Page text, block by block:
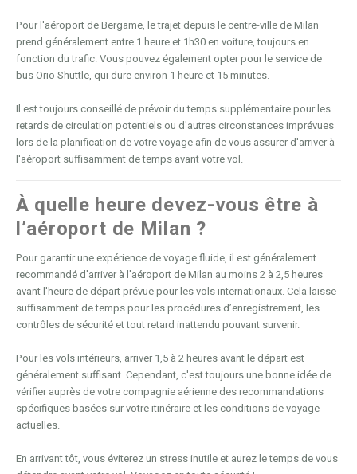
Pour l'aéroport de Bergame, le trajet depuis le centre-ville de Milan
prend généralement entre 1 heure et 1h30 en voiture, toujours en
fonction du trafic. Vous pouvez également opter pour le service de
bus Orio Shuttle, qui dure environ 1 heure et 15 minutes.
Il est toujours conseillé de prévoir du temps supplémentaire pour les
retards de circulation potentiels ou d'autres circonstances imprévues
lors de la planification de votre voyage afin de vous assurer d'arriver à
l'aéroport suffisamment de temps avant votre vol.
À quelle heure devez-vous être à
l’aéroport de Milan ?
Pour garantir une expérience de voyage fluide, il est généralement
recommandé d'arriver à l'aéroport de Milan au moins 2 à 2,5 heures
avant l'heure de départ prévue pour les vols internationaux. Cela laisse
suffisamment de temps pour les procédures d’enregistrement, les
contrôles de sécurité et tout retard inattendu pouvant survenir.
Pour les vols intérieurs, arriver 1,5 à 2 heures avant le départ est
généralement suffisant. Cependant, c'est toujours une bonne idée de
vérifier auprès de votre compagnie aérienne des recommandations
spécifiques basées sur votre itinéraire et les conditions de voyage
actuelles.
En arrivant tôt, vous éviterez un stress inutile et aurez le temps de vous